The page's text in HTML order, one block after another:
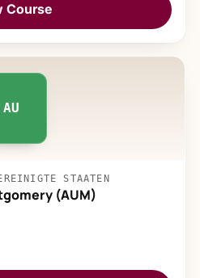
Course
AU
STAATEN
(AUM)